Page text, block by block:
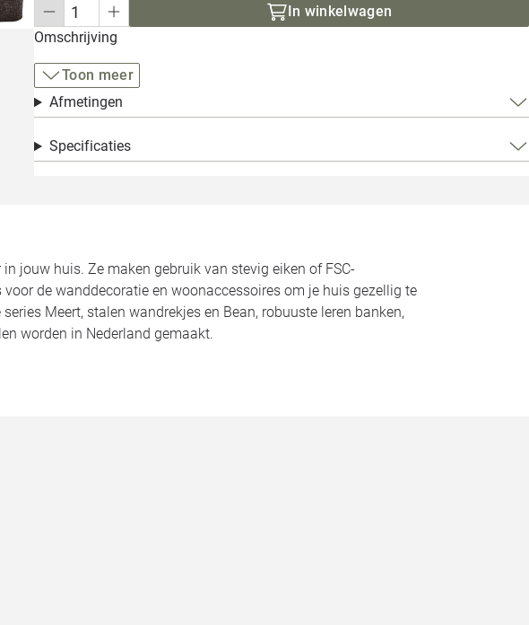
Alle
In winkelwagen
Omschrijving
Toon meer
Afmetingen
Specificaties
jouw huis. Ze maken gebruik van stevig eiken of FSC-
de wanddecoratie en woonaccessoires om je huis gezellig te
Meert, stalen wandrekjes en Bean, robuuste leren banken,
worden in Nederland gemaakt.